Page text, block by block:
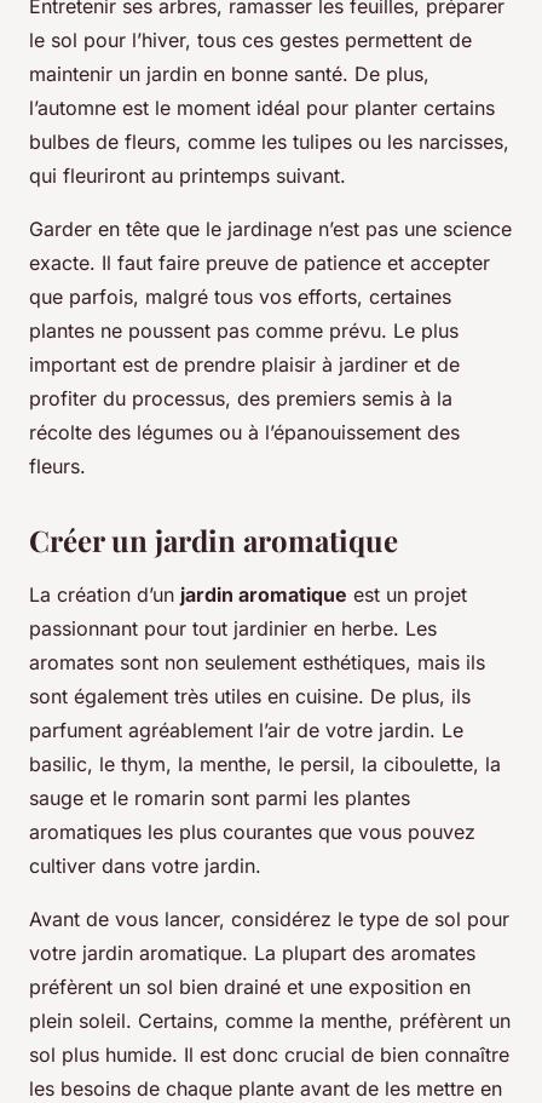
Entretenir ses arbres, ramasser les feuilles, préparer
le sol pour l’hiver, tous ces gestes permettent de
maintenir un jardin en bonne santé. De plus,
l’automne est le moment idéal pour planter certains
bulbes de fleurs, comme les tulipes ou les narcisses,
qui fleuriront au printemps suivant.
Garder en tête que le jardinage n’est pas une science
exacte. Il faut faire preuve de patience et accepter
que parfois, malgré tous vos efforts, certaines
plantes ne poussent pas comme prévu. Le plus
important est de prendre plaisir à jardiner et de
profiter du processus, des premiers semis à la
récolte des légumes ou à l’épanouissement des
fleurs.
Créer un jardin aromatique
La création d’un jardin aromatique est un projet
passionnant pour tout jardinier en herbe. Les
aromates sont non seulement esthétiques, mais ils
sont également très utiles en cuisine. De plus, ils
parfument agréablement l’air de votre jardin. Le
basilic, le thym, la menthe, le persil, la ciboulette, la
sauge et le romarin sont parmi les plantes
aromatiques les plus courantes que vous pouvez
cultiver dans votre jardin.
Avant de vous lancer, considérez le type de sol pour
votre jardin aromatique. La plupart des aromates
préfèrent un sol bien drainé et une exposition en
plein soleil. Certains, comme la menthe, préfèrent un
sol plus humide. Il est donc crucial de bien connaître
les besoins de chaque plante avant de les mettre en